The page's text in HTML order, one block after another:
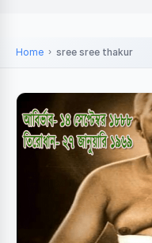
Home sree sree thakur